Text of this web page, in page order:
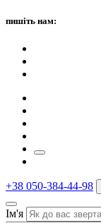
пишіть нам:
+38 050-384-44-98
Ім'я